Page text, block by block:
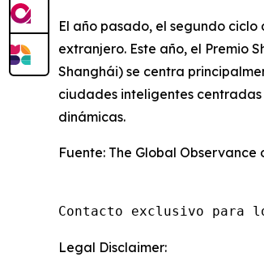
El año pasado, el segundo
extranjero. Este año, el Premio
Shanghái) se centra
ciudades inteligentes
dinámicas.
Fuente: The Global Observance
Contacto exclusivo para
Legal Disclaimer: